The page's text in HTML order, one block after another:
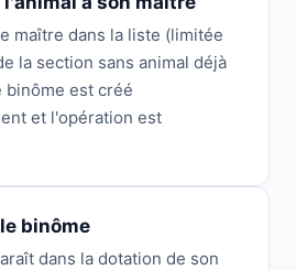
maître dans la liste (limitée
la section sans animal déjà
binôme est créé
et l'opération est
binôme
dans la dotation de son